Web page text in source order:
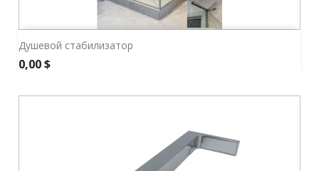
Душевой стабилизатор
Цена
0,00 $